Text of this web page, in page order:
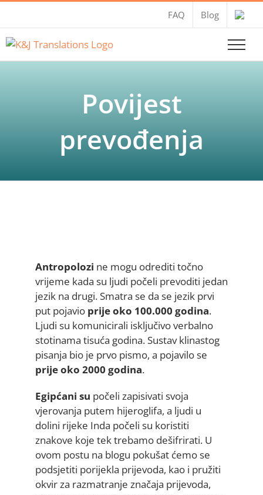
content
FAQ Blog
Povijest
prevođenja
Antropolozi ne mogu odrediti točno
vrijeme kada su ljudi počeli prevoditi jedan
jezik na drugi. Smatra se da se jezik prvi
put pojavio prije oko 100.000 godina.
Ljudi su komunicirali isključivo verbalno
stotinama tisuća godina. Sustav klinastog
pisanja bio je prvo pismo, a pojavilo se
prije oko 2000 godina.
Egipćani su počeli zapisivati svoja
vjerovanja putem hijeroglifa, a ljudi u
dolini rijeke Inda počeli su koristiti
znakove koje tek trebamo dešifrirati. U
ovom postu na blogu pokušat ćemo se
podsjetiti porijekla prijevoda, kao i pružiti
okvir za razmatranje značaja prijevoda,